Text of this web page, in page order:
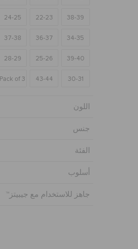
38-39
22-23
24-25
34-35
36-37
37-38
39-40
25-26
28-29
30-31
43-44
Pack of 3
اللون
جنس
الفئة
أسلوب
جاهز للاستخدام مع جيبيتز™